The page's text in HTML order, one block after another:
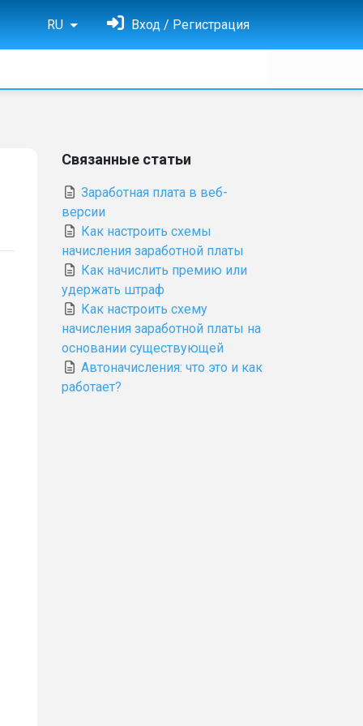
RU Вход / Регистрация
Связанные статьи
Заработная плата в веб-
версии
Как настроить схемы
начисления заработной платы
Как начислить премию или
удержать штраф
Как настроить схему
начисления заработной платы на
основании существующей
Автоначисления: что это и как
работает?